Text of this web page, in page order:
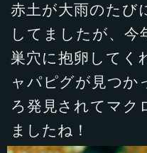
赤土が大雨のたび
してましたが、今
巣穴に抱卵してく
ャパピグが見つか
ろ発見されてマク
ましたね！